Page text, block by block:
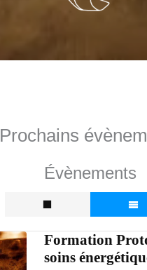
Prochains
Évènements
Formation
soins